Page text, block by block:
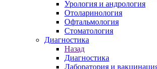
Урология и андрология
Отоларинология
Офтальмология
Стоматология
Диагностика
Назад
Диагностика
Лаборатория и